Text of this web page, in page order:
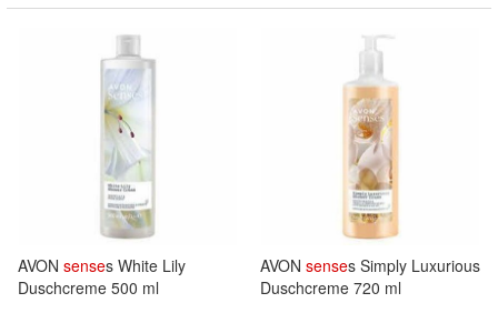
AVON senses White Lily
Duschcreme 500 ml
AVON senses Simply Luxurious
Duschcreme 720 ml